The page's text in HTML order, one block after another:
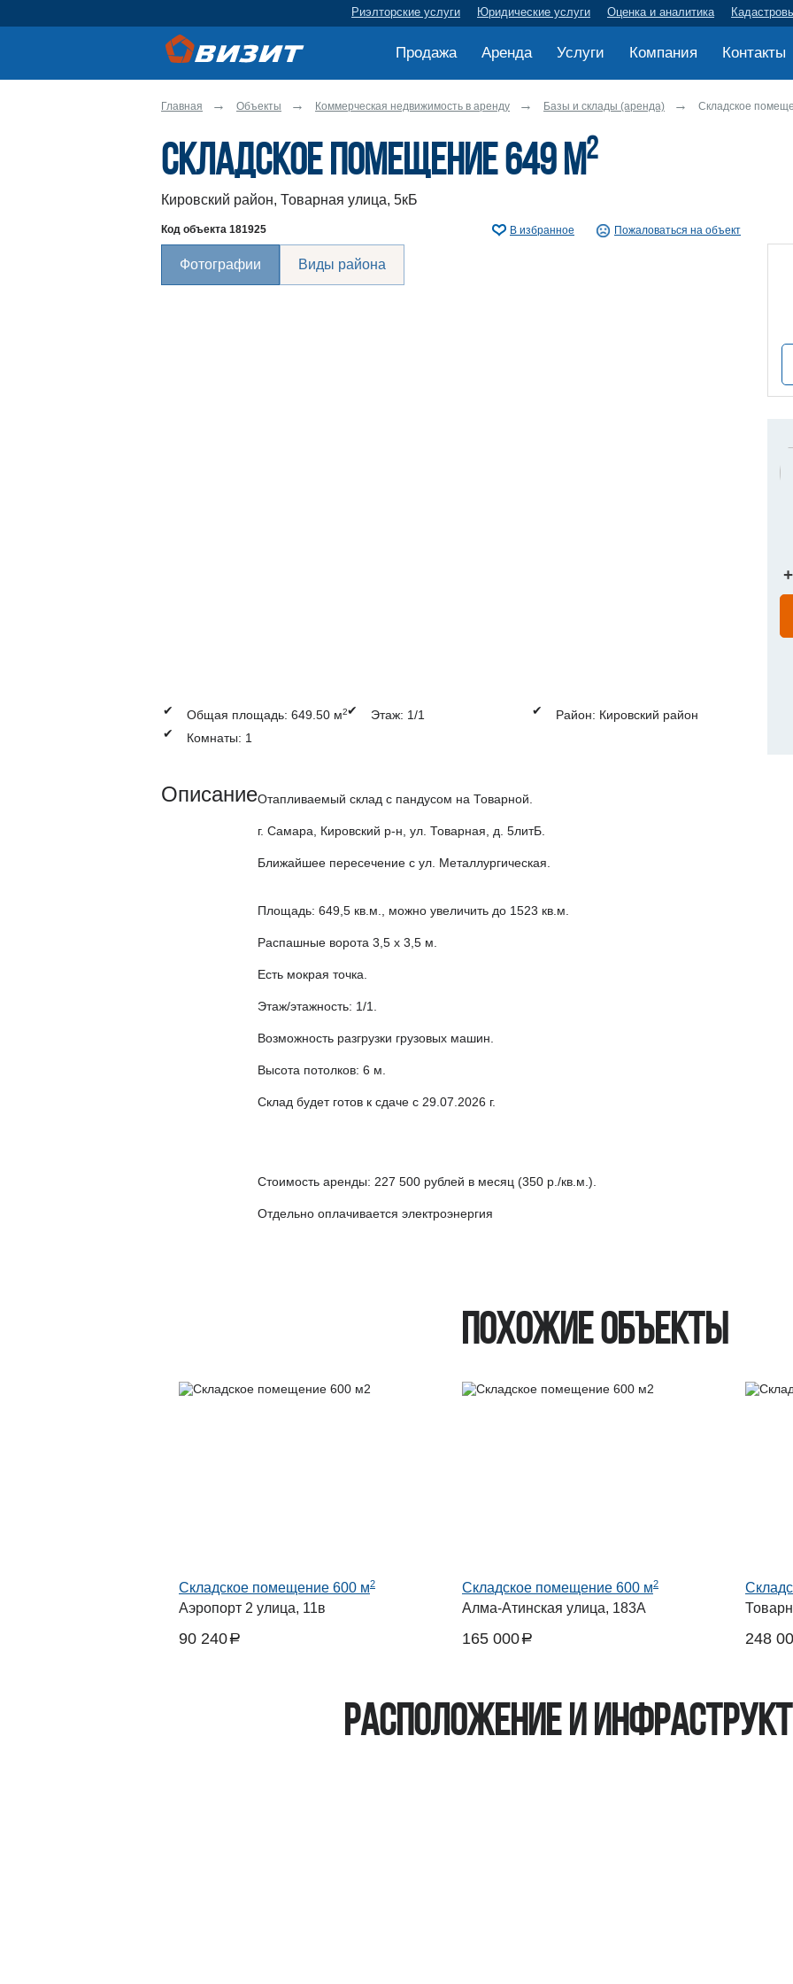
Риэлторские услуги Юридические услуги Оценка и аналитика
Продажа Аренда Услуги Компания Контакты
Главная Объекты Коммерческая недвижимость в аренду Базы и склады (аренда) Складское
Складское помещение 649 м2
Кировский район, Товарная улица, 5кБ
Код объекта 181925 В избранное Пожаловаться на объект
Фотографии Виды района
✔ Общая площадь: 649.50 м2✔ Этаж: 1/1 ✔
Район: Кировский район
✔
Комнаты: 1
ОписаниеОтапливаемый склад с пандусом на Товарной.
г. Самара, Кировский р-н, ул. Товарная, д. 5литБ.
Ближайшее пересечение с ул. Металлургическая.
Площадь: 649,5 кв.м., можно увеличить до 1523 кв.м.
Распашные ворота 3,5 х 3,5 м.
Есть мокрая точка.
Этаж/этажность: 1/1.
Возможность разгрузки грузовых машин.
Высота потолков: 6 м.
Склад будет готов к сдаче с 29.07.2026 г.
Стоимость аренды: 227 500 рублей в месяц (350 р./кв.м.).
Отдельно оплачивается электроэнергия
Похожие объекты
Складское помещение 600 м2
Аэропорт 2 улица, 11в
90 240a
Складское помещение 600 м2
Алма-Атинская улица, 183А
165 000a
248
Расположение и